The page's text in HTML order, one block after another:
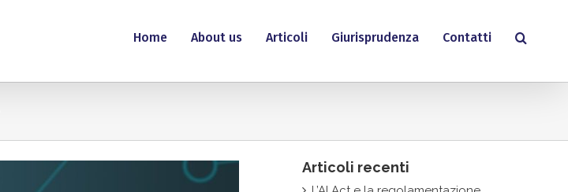
Home About us Articoli Giurisprudenza Contatti
Articoli recenti